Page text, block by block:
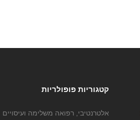
קטגוריות פופולריות
אלטרנטיבי, רפואה משלימה ועיסויים